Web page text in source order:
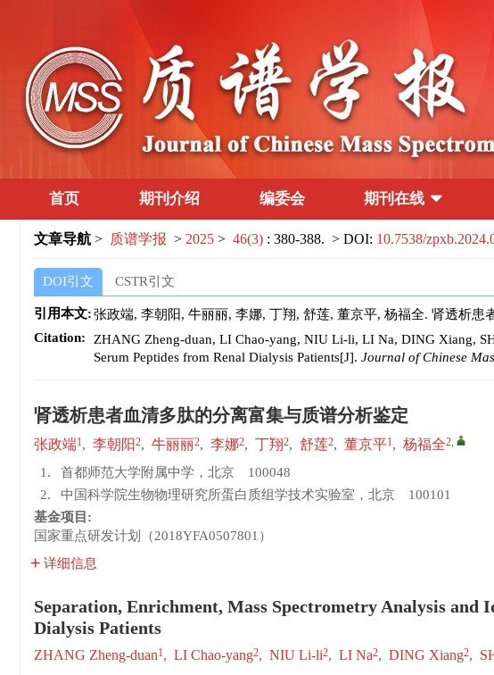
首页 期刊介绍 编委会 期刊在线
文章导航 > 质谱学报 > 2025 > 46(3) : 380-388. > DOI: 10.7538/
DOI引文 CSTR引文
引用本文:张政端, 李朝阳, 牛丽丽, 李娜, 丁翔, 舒莲, 董京平, 杨福全. 肾透析
Citation:
ZHANG Zheng-duan, LI Chao-yang, NIU Li-li, LI Na, DING Xiang,
Serum Peptides from Renal Dialysis Patients[J]. Journal of Chinese
肾透析患者血清多肽的分离富集与质谱分析鉴定
张政端1, 李朝阳2, 牛丽丽2, 李娜2, 丁翔2, 舒莲2, 董京平1, 杨福全2,
1.
首都师范大学附属中学，北京 100048
2.
中国科学院生物物理研究所蛋白质组学技术实验室，北京 100101
基金项目:
国家重点研发计划（2018YFA0507801）
详细信息
Separation, Enrichment, Mass Spectrometry Analysis and
Dialysis Patients
ZHANG Zheng-duan1, LI Chao-yang2, NIU Li-li2, LI Na2, DING Xiang2,